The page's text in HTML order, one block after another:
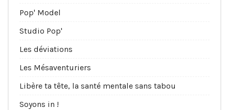
Pop' Model
Studio Pop'
Les déviations
Les Mésaventuriers
Libère ta tête, la santé mentale sans tabou
Soyons in !